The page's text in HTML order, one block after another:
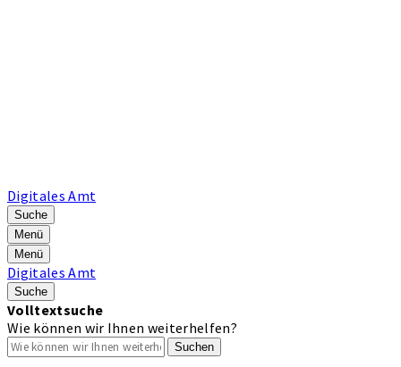
Digitales Amt
Suche
Menü
Menü
Digitales Amt
Suche
Volltextsuche
Wie können wir Ihnen weiterhelfen?
Suchen